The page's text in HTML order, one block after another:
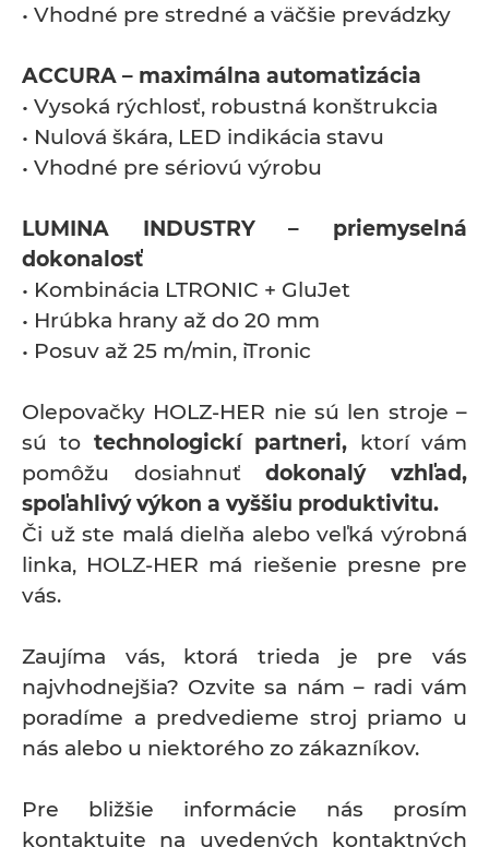
• Vhodné pre stredné a väčšie prevádzky
ACCURA – maximálna automatizácia
• Vysoká rýchlosť, robustná konštrukcia
• Nulová škára, LED indikácia stavu
• Vhodné pre sériovú výrobu
LUMINA INDUSTRY – priemyselná
dokonalosť
• Kombinácia LTRONIC + GluJet
• Hrúbka hrany až do 20 mm
• Posuv až 25 m/min, iTronic
Olepovačky HOLZ-HER nie sú len stroje –
sú to technologickí partneri, ktorí vám
pomôžu dosiahnuťdokonalý vzhľad,
spoľahlivý výkon a vyššiu produktivitu.
Či už ste malá dielňa alebo veľká výrobná
linka, HOLZ-HER má riešenie presne pre
vás.
Zaujíma vás, ktorá trieda je pre vás
najvhodnejšia? Ozvite sa nám – radi vám
poradíme a predvedieme stroj priamo u
nás alebo u niektorého zo zákazníkov.
Pre bližšie informácie nás prosím
kontaktujte na uvedených kontaktných